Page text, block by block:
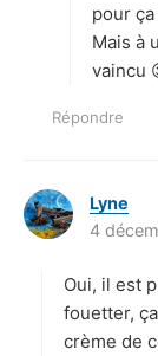
pour
Mais à
vaincu
Répondre
Lyne
i
:
4
Oui, il est
fouetter,
crème de